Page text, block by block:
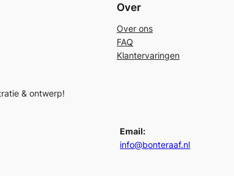
& ontwerp!
Over
Over ons
FAQ
Klantervaringen
Email:
info@bonteraaf.nl